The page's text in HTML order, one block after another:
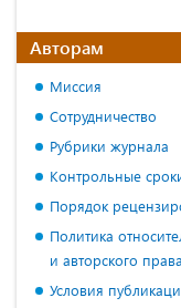
Авторам
Миссия
Сотрудничество
Рубрики журнала
Контрольные
Порядок
Политика
и авторского права
Условия